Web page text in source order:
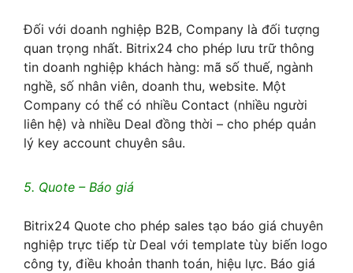
Đối với doanh nghiệp B2B, Company là đối tượng
quan trọng nhất. Bitrix24 cho phép lưu trữ thông
tin doanh nghiệp khách hàng: mã số thuế, ngành
nghề, số nhân viên, doanh thu, website. Một
Company có thể có nhiều Contact (nhiều người
liên hệ) và nhiều Deal đồng thời – cho phép quản
lý key account chuyên sâu.
5. Quote – Báo giá
Bitrix24 Quote cho phép sales tạo báo giá chuyên
nghiệp trực tiếp từ Deal với template tùy biến logo
công ty, điều khoản thanh toán, hiệu lực. Báo giá